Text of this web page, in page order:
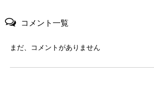
コメント一覧
まだ、コメントがありません